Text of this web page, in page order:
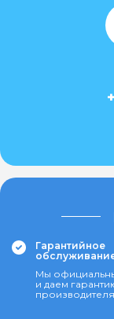
Гарантийное
Мы
и даем
производителя